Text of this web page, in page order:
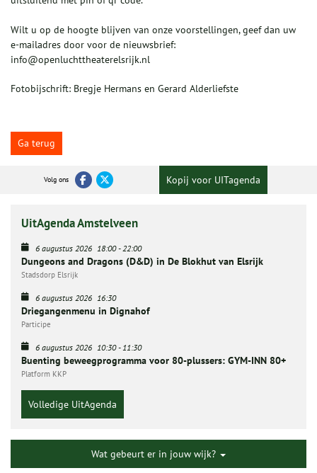
Wilt u op de hoogte blijven van onze voorstellingen, geef dan uw
e-mailadres door voor de nieuwsbrief:
info@openluchttheaterelsrijk.nl
Fotobijschrift: Bregje Hermans en Gerard Alderliefste
Ga terug
Volg ons Kopij voor UITagenda
UitAgenda Amstelveen
6 augustus 2026 18:00-22:00
Dungeons and Dragons (D&D) in De Blokhut van Elsrijk
Stadsdorp Elsrijk
6 augustus 2026 16:30
Driegangenmenu in Dignahof
Participe
6 augustus 2026 10:30-11:30
Buenting beweegprogramma voor 80-plussers: GYM-INN 80+
Platform KKP
Volledige UitAgenda
Wat gebeurt er in jouw wijk?